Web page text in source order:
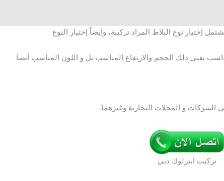
إختيار نوع البلاط المراد تركيبة، وايضاً إختيار النوع
يعني ذلك الحجم والارتفاع المناسب بل و اللون المناسب أيضا
الشركات و المحلات التجارية وغيرهما.
تركيب انترلوك دبي